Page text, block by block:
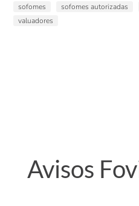
sofomes
sofomes autorizadas
valuadores
Avisos